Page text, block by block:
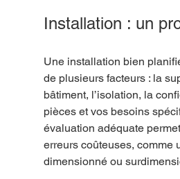
Installation : un
Une installation bien
de plusieurs facteurs : la
bâtiment, l’isolation, la
pièces et vos besoins
évaluation adéquate
erreurs coûteuses, comme
dimensionné ou